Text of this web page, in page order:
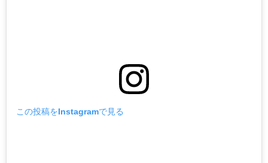
この投稿をInstagramで見る